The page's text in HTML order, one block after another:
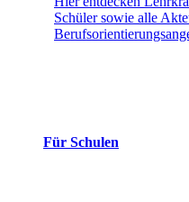
Schüler sowie alle
Für Schulen